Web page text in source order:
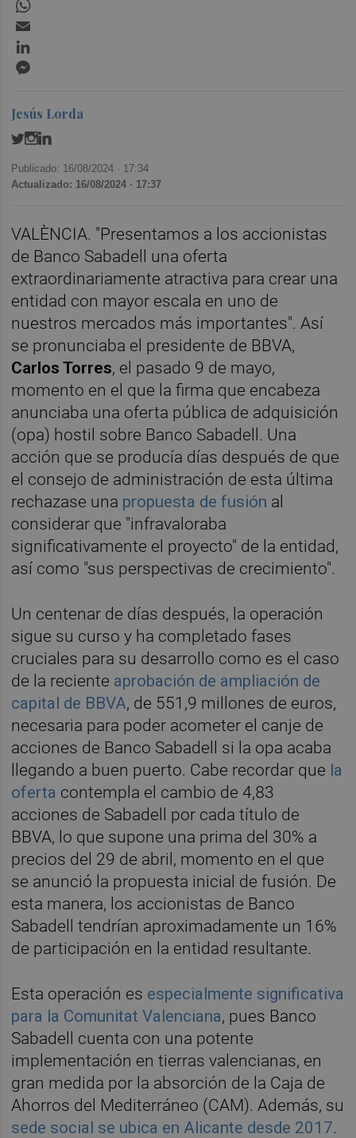
Jesús Lorda
Publicado: 16/08/2024 · 17:34
Actualizado: 16/08/2024 · 17:37
VALÈNCIA. "Presentamos a los accionistas
de Banco Sabadell una oferta
extraordinariamente atractiva para crear una
entidad con mayor escala en uno de
nuestros mercados más importantes". Así
se pronunciaba el presidente de BBVA,
Carlos Torres, el pasado 9 de mayo,
momento en el que la firma que encabeza
anunciaba una oferta pública de adquisición
(opa) hostil sobre Banco Sabadell. Una
acción que se producía días después de que
el consejo de administración de esta última
rechazase una propuesta de fusión al
considerar que "infravaloraba
significativamente el proyecto" de la entidad,
así como "sus perspectivas de crecimiento".
Un centenar de días después, la operación
sigue su curso y ha completado fases
cruciales para su desarrollo como es el caso
de la reciente aprobación de ampliación de
capital de BBVA, de 551,9 millones de euros,
necesaria para poder acometer el canje de
acciones de Banco Sabadell si la opa acaba
llegando a buen puerto. Cabe recordar que la
oferta contempla el cambio de 4,83
acciones de Sabadell por cada título de
BBVA, lo que supone una prima del 30% a
precios del 29 de abril, momento en el que
se anunció la propuesta inicial de fusión. De
esta manera, los accionistas de Banco
Sabadell tendrían aproximadamente un 16%
de participación en la entidad resultante.
Esta operación es especialmente significativa
para la Comunitat Valenciana, pues Banco
Sabadell cuenta con una potente
implementación en tierras valencianas, en
gran medida por la absorción de la Caja de
Ahorros del Mediterráneo (CAM). Además, su
sede social se ubica en Alicante desde 2017.